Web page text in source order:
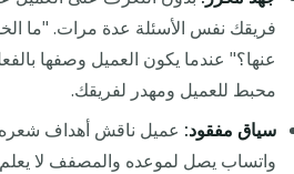
فريقك نفس الأسئلة عدة مرات. "ما
عنها؟" عندما يكون العميل وصفها
محبط للعميل ومهدر لفريقك.
سياق مفقود: عميل ناقش أهداف
واتساب يصل لموعده والمصفف لا يعلم